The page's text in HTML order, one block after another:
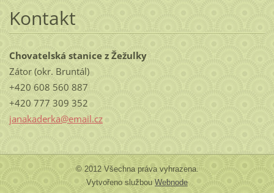
Kontakt
Chovatelská stanice z Žežulky
Zátor (okr. Bruntál)
+420 608 560 887
+420 777 309 352
janakaderka@email.cz
© 2012 Všechna práva vyhrazena.
Vytvořeno službou Webnode